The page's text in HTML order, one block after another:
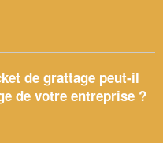
de grattage peut-il
de votre entreprise ?